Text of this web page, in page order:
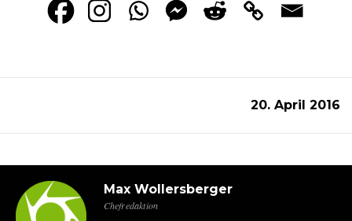
20. April 2016
Max Wollersberger
Chefredaktion